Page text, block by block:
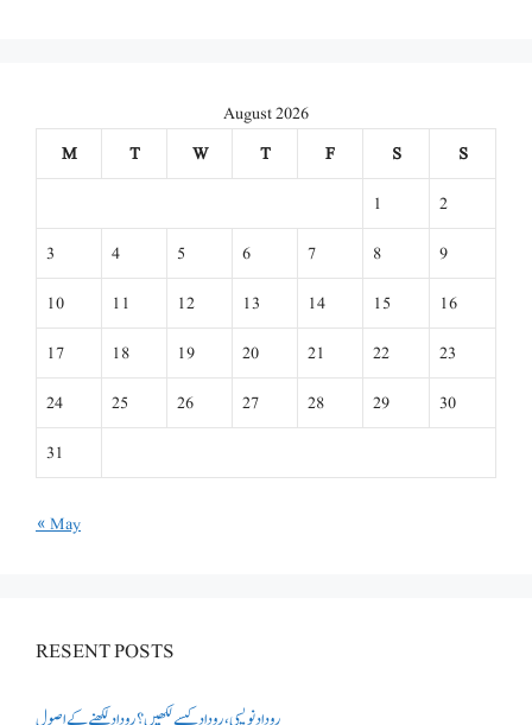
August 2026
M
T W T F S
S
1
2
3
4 5 6 7 8
9
10
11 12 13 14 15
16
17
18 19 20 21 22
23
24
25 26 27 28 29
30
31
« May
RESENT POSTS
روداد نویسی ،روداد کیسے لکھیں؟ روداد لکھنے کے اصول